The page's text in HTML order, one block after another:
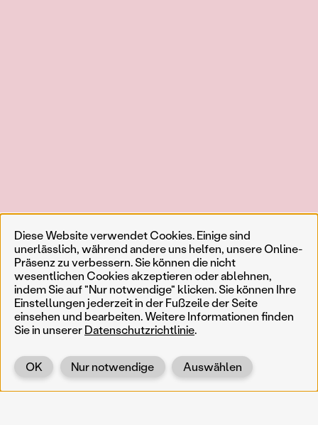
Diese Website verwendet Cookies. Einige sind
unerlässlich, während andere uns helfen, unsere Online-
Präsenz zu verbessern. Sie können die nicht
wesentlichen Cookies akzeptieren oder ablehnen,
indem Sie auf "Nur notwendige" klicken. Sie können Ihre
Einstellungen jederzeit in der Fußzeile der Seite
einsehen und bearbeiten. Weitere Informationen finden
Sie in unsererDatenschutzrichtlinie.
Auswählen
Nur notwendige
OK